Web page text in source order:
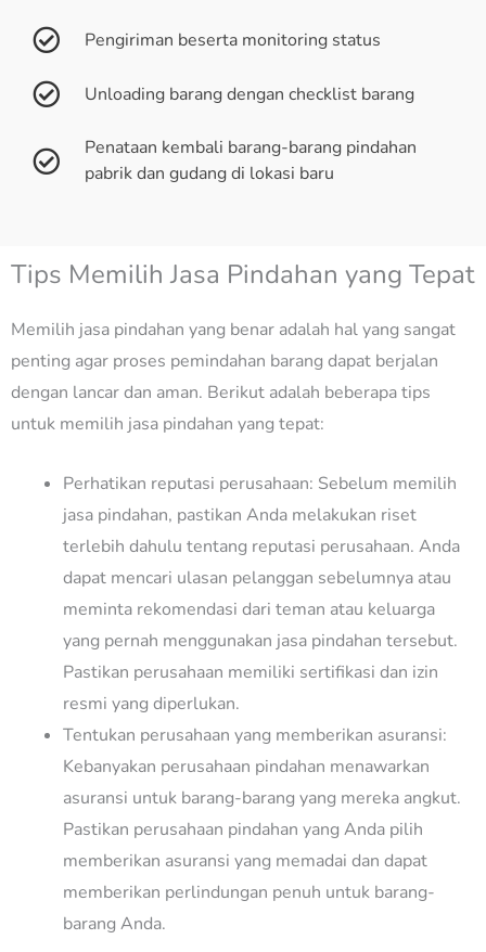
Pengiriman beserta monitoring status
Unloading barang dengan checklist barang
Penataan kembali barang-barang pindahan
pabrik dan gudang di lokasi baru
Tips Memilih Jasa Pindahan yang Tepat
Memilih jasa pindahan yang benar adalah hal yang sangat
penting agar proses pemindahan barang dapat berjalan
dengan lancar dan aman. Berikut adalah beberapa tips
untuk memilih jasa pindahan yang tepat:
Perhatikan reputasi perusahaan: Sebelum memilih
jasa pindahan, pastikan Anda melakukan riset
terlebih dahulu tentang reputasi perusahaan. Anda
dapat mencari ulasan pelanggan sebelumnya atau
meminta rekomendasi dari teman atau keluarga
yang pernah menggunakan jasa pindahan tersebut.
Pastikan perusahaan memiliki sertifikasi dan izin
resmi yang diperlukan.
Tentukan perusahaan yang memberikan asuransi:
Kebanyakan perusahaan pindahan menawarkan
asuransi untuk barang-barang yang mereka angkut.
Pastikan perusahaan pindahan yang Anda pilih
memberikan asuransi yang memadai dan dapat
memberikan perlindungan penuh untuk barang-
barang Anda.